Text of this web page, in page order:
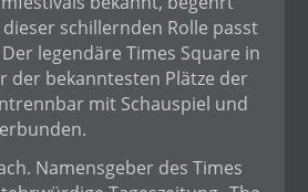
schillernden Rolle passt
legendäre Times Square in
der bekanntesten Plätze der
mit Schauspiel und
Namensgeber des Times